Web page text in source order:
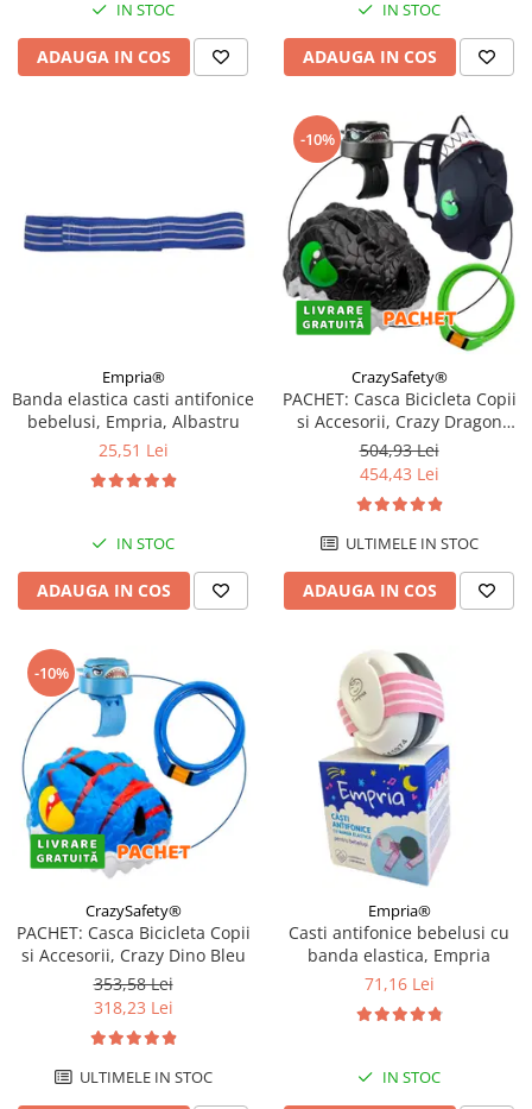
IN STOC
ADAUGA IN COS
IN STOC
ADAUGA IN COS
Empria®
Banda elastica casti antifonice
bebelusi, Empria, Albastru
25,51 Lei
IN STOC
ADAUGA IN COS
-10%
CrazySafety®
PACHET: Casca Bicicleta Copii
si Accesorii, Crazy Dragon
Negru
504,93 Lei
454,43 Lei
ULTIMELE IN STOC
ADAUGA IN COS
-10%
CrazySafety®
PACHET: Casca Bicicleta Copii
si Accesorii, Crazy Dino Bleu
353,58 Lei
318,23 Lei
ULTIMELE IN STOC
Empria®
Casti antifonice bebelusi cu
banda elastica, Empria
71,16 Lei
IN STOC